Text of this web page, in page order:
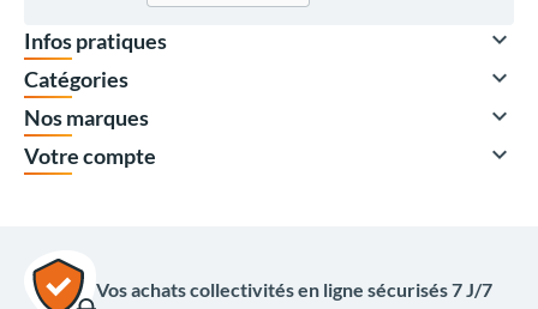
À partir de
142,00 €
170,40 €TTC
Quantité
Infos pratiques 
Catégories 
Nos marques 
Votre compte 
Vos achats collectivités en ligne sécurisés 7 J/7